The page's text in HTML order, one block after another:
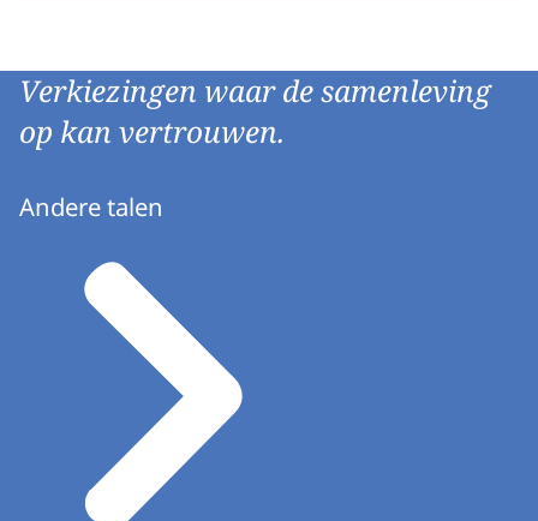
Verkiezingen waar de samenleving
op kan vertrouwen.
Andere talen